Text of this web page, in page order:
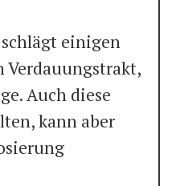
einigen
Verdauungstrakt,
Auch diese
kann aber